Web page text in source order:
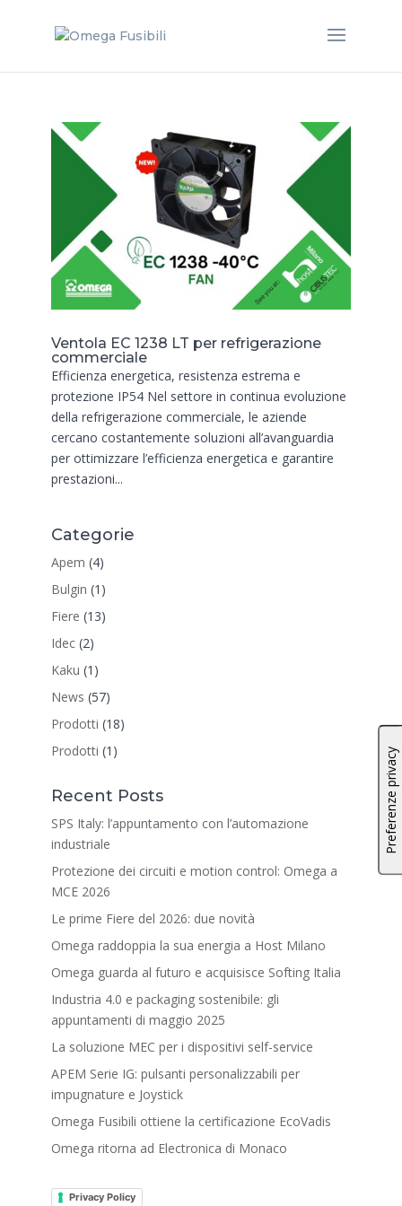
Ventola EC 1238 LT per refrigerazione
commerciale
Efficienza energetica, resistenza estrema e
protezione IP54 Nel settore in continua evoluzione
della refrigerazione commerciale, le aziende
cercano costantemente soluzioni all’avanguardia
per ottimizzare l’efficienza energetica e garantire
prestazioni...
Categorie
Apem (4)
Bulgin (1)
Fiere (13)
Idec(2)
Kaku (1)
News (57)
Prodotti (18)
Prodotti (1)
Recent Posts
SPS Italy: l’appuntamento con l’automazione
industriale
Protezione dei circuiti e motion control: Omega a
MCE 2026
Le prime Fiere del 2026: due novità
Omega raddoppia la sua energia a Host Milano
Omega guarda al futuro e acquisisce Softing Italia
Industria 4.0 e packaging sostenibile: gli
appuntamenti di maggio 2025
La soluzione MEC per i dispositivi self-service
APEM Serie IG: pulsanti personalizzabili per
impugnature e Joystick
Omega Fusibili ottiene la certificazione EcoVadis
Omega ritorna ad Electronica di Monaco
Privacy Policy